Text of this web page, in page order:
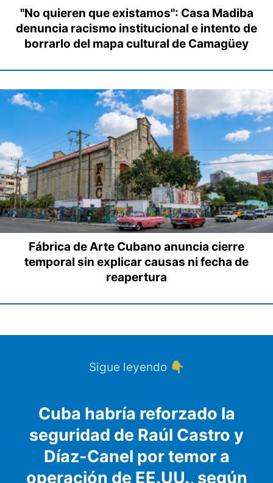
"No quieren que existamos": Casa Madiba
denuncia racismo institucional e intento de
borrarlo del mapa cultural de Camagüey
Fábrica de Arte Cubano anuncia cierre
temporal sin explicar causas ni fecha de
reapertura
Sigue leyendo 👇